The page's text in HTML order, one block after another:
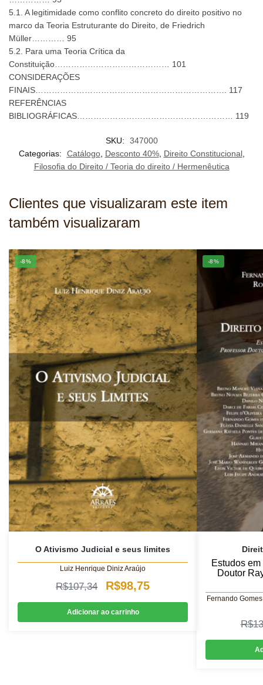
5.1. A legitimidade como conflito concreto do direito positivo no
marco da Teoria Estruturante do Direito, de Friedrich
Müller………… 95
5.2. Para uma Teoria Crítica da
Constituição…………………………………… 101
CONSIDERAÇÕES
FINAIS……………………………………………………………. 117
REFERÊNCIAS
BIBLIOGRÁFICAS………………………………………………… 119
SKU:
347000
Categorias:
Catálogo, Desconto 40%, Direito Constitucional,
Filosofia do Direito / Teoria do direito / Hermenêutica
Clientes que visualizaram este item
também visualizaram
-8%
O Ativismo Judicial e seus limites
Luiz Henrique Diniz Araújo
R$107,34
O
preço
original
R$98,75O
preço
atual
Adicionar ao carrinho
-8%
Estudos
Doutor
Fernando
R$